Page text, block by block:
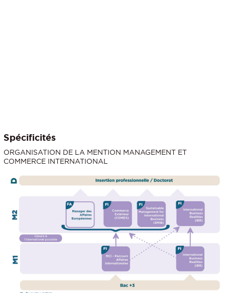
Spécificités
ORGANISATION DE LA MENTION MANAGEMENT ET
COMMERCE INTERNATIONAL